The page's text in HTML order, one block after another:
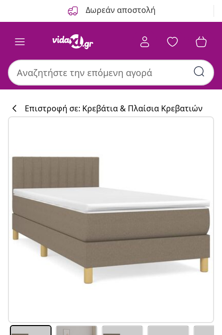
Δωρεάν αποστολή
#sharemevidaxl
Επιστροφή σε: Κρεβάτια & Πλαίσια Κρεβατιών